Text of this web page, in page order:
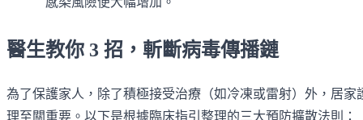
醫生教你 3 招，斬斷病毒傳播鏈
為了保護家人，除了積極接受治療（如冷凍或雷射）外，居家
理至關重要。以下是根據臨床指引整理的三大預防擴散法則：